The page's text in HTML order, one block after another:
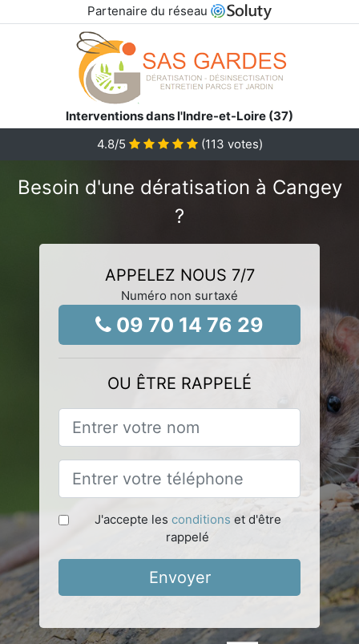
Partenaire du réseau
Interventions dans l'Indre-et-Loire (37)
4.8/5 (113 votes)
Besoin d'une dératisation à Cangey
?
APPELEZ NOUS 7/7
Numéro non surtaxé
09 70 14 76 29
OU ÊTRE RAPPELÉ
J'accepte les conditions et d'être
rappelé
Envoyer